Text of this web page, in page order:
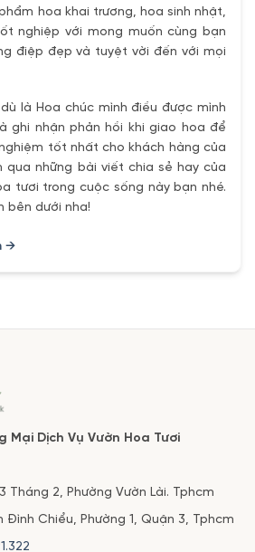
hoa khai trương, hoa sinh nhật,
nghiệp với mong muốn cùng bạn
điệp đẹp và tuyệt vời đến với mọi
là Hoa chúc mình điều được mình
ghi nhận phản hồi khi giao hoa để
tốt nhất cho khách hàng của
qua những bài viết chia sẻ hay của
tươi trong cuộc sống này bạn nhé.
bên dưới nha!
→
Mại Dịch Vụ Vườn Hoa Tươi
Tháng 2, Phường Vườn Lài. Tphcm
Chiểu, Phường 1, Quận 3, Tphcm